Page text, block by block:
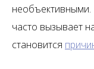
необъективными.
часто вызывает
становится